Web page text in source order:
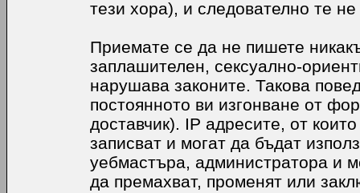
тези хора), и следователно те не
Приемате се да не пишете
заплашителен, сексуално-
нарушава законите. Такова
постоянното ви изгонване от
доставчик). IP адресите, от
записват и могат да бъдат
уебмастъра, администратора и
да премахват, променят или